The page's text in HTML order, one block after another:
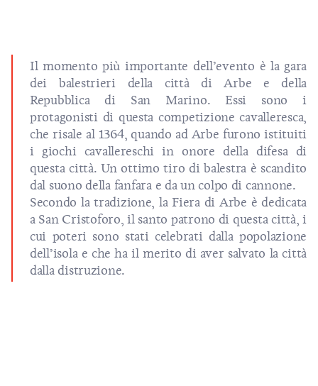
Il momento più importante dell’evento è la gara
dei balestrieri della città di Arbe e della
Repubblica di San Marino. Essi sono i
protagonisti di questa competizione cavalleresca,
che risale al 1364, quando ad Arbe furono istituiti
i giochi cavallereschi in onore della difesa di
questa città. Un ottimo tiro di balestra è scandito
dal suono della fanfara e da un colpo di cannone.
Secondo la tradizione, la Fiera di Arbe è dedicata
a San Cristoforo, il santo patrono di questa città, i
cui poteri sono stati celebrati dalla popolazione
dell’isola e che ha il merito di aver salvato la città
dalla distruzione.